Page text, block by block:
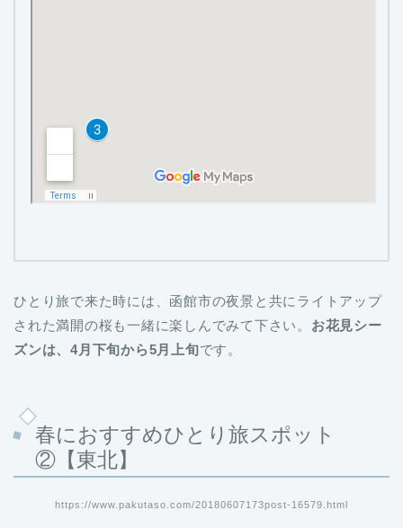
ひとり旅で来た時には、函館市の夜景と共にライトアップ
された満開の桜も一緒に楽しんでみて下さい。 お花見シー
ズンは、4月下旬から5月上旬です。
春におすすめひとり旅スポット
②【東北】
https://www.pakutaso.com/20180607173post-16579.html